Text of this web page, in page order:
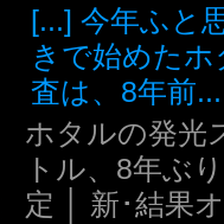
[...] 今年ふと
きで始めたホ
査は、8年前...
ホタルの発光
トル、8年ぶ
定 │ 新･結果